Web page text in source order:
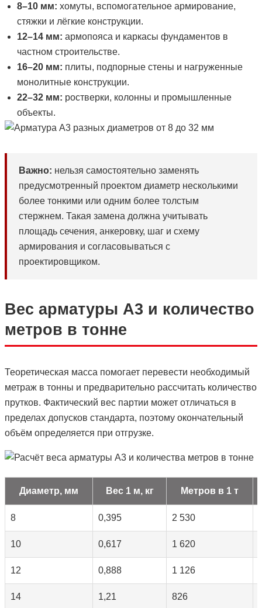
8–10 мм: хомуты, вспомогательное армирование,
стяжки и лёгкие конструкции.
12–14 мм: армопояса и каркасы фундаментов в
частном строительстве.
16–20 мм: плиты, подпорные стены и нагруженные
монолитные конструкции.
22–32 мм: ростверки, колонны и промышленные
объекты.
Важно: нельзя самостоятельно заменять
предусмотренный проектом диаметр несколькими
более тонкими или одним более толстым
стержнем. Такая замена должна учитывать
площадь сечения, анкеровку, шаг и схему
армирования и согласовываться с
проектировщиком.
Вес арматуры А3 и количество
метров в тонне
Теоретическая масса помогает перевести необходимый
метраж в тонны и предварительно рассчитать количество
прутков. Фактический вес партии может отличаться в
пределах допусков стандарта, поэтому окончательный
объём определяется при отгрузке.
Диаметр, мм Вес 1 м, кг Метров в 1 т
8 0,395 2 530
10 0,617 1 620
12 0,888 1 126
14 1,21 826